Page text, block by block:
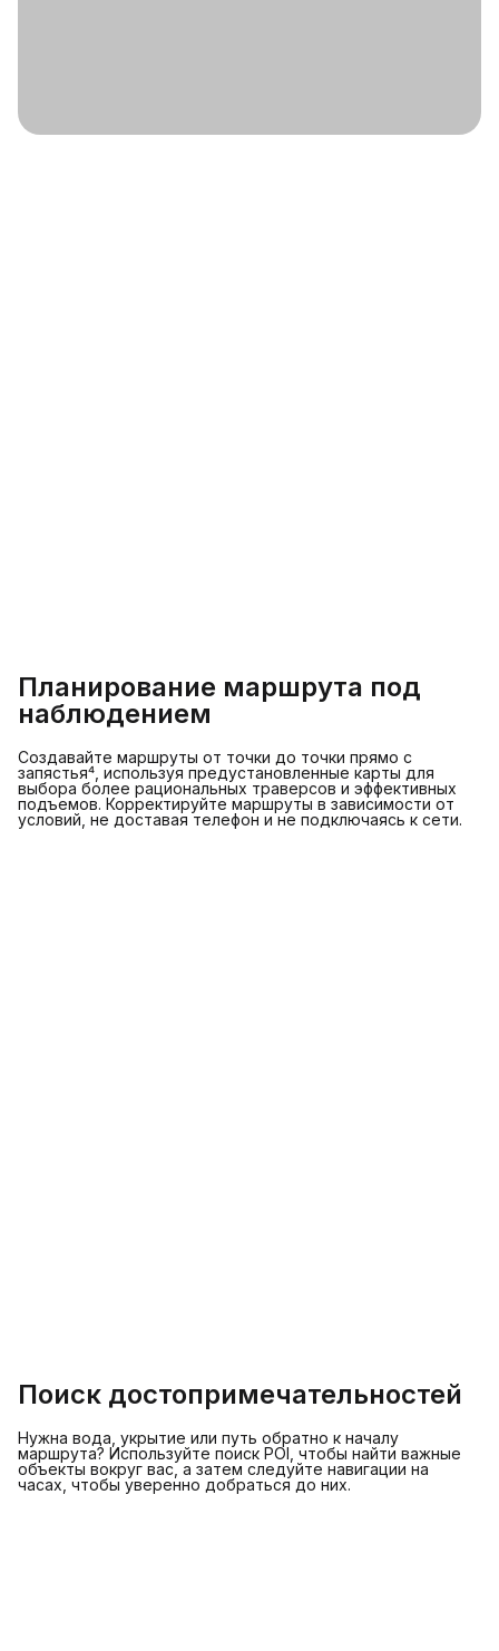
Планирование маршрута под
наблюдением
Создавайте маршруты от точки до точки прямо с
запястья⁴, используя предустановленные карты для
выбора более рациональных траверсов и эффективных
подъемов. Корректируйте маршруты в зависимости от
условий, не доставая телефон и не подключаясь к сети.
Поиск достопримечательностей
Нужна вода, укрытие или путь обратно к началу
маршрута? Используйте поиск POI, чтобы найти важные
объекты вокруг вас, а затем следуйте навигации на
часах, чтобы уверенно добраться до них.